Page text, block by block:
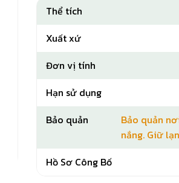
Thể tích
Xuất xứ
Đơn vị tính
Hạn sử dụng
Bảo quản
Bảo quản
nắng. Giữ
Hồ Sơ Công Bố